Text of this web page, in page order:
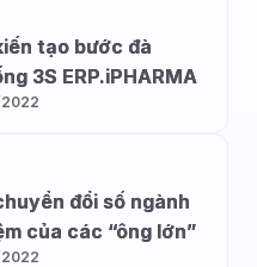
tạo bước đà
3S ERP.iPHARMA
đổi số ngành
của các “ông lớn”